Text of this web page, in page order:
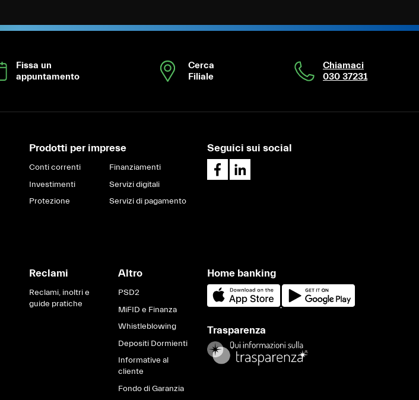
Fissa un
appuntamento
Cerca
Filiale
Chiamaci
030 37231
Prodotti per imprese
Conti correnti
Investimenti
Protezione
Finanziamenti
Servizi digitali
Servizi di pagamento
Seguici sui social
Reclami
Reclami, inoltri e
guide pratiche
Altro
PSD2
MiFID e Finanza
Whistleblowing
Depositi Dormienti
Informative al
cliente
Fondo di Garanzia
Home banking
Trasparenza